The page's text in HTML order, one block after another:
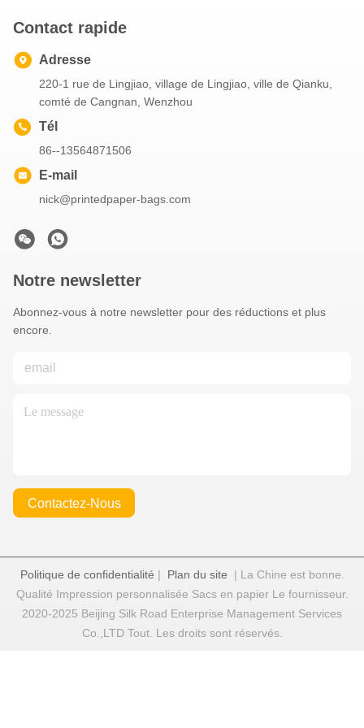
Contact rapide
Adresse
220-1 rue de Lingjiao, village de Lingjiao, ville de Qianku,
comté de Cangnan, Wenzhou
Tél
86--13564871506
E-mail
nick@printedpaper-bags.com
Notre newsletter
Abonnez-vous à notre newsletter pour des réductions et plus
encore.
Contactez-Nous
Politique de confidentialité | Plan du site | La Chine est bonne.
Qualité Impression personnalisée Sacs en papier Le fournisseur.
2020-2025 Beijing Silk Road Enterprise Management Services
Co.,LTD Tout. Les droits sont réservés.